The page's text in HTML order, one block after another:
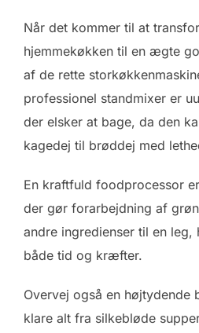
Når det kommer til at
hjemmekøkken til en ægte
af de rette
professionel standmixer er
der elsker at bage, da den
kagedej til brøddej med
En kraftfuld foodprocessor
der gør forarbejdning af
andre ingredienser til en leg,
både tid og kræfter.
Overvej også en højtydende
klare alt fra silkebløde